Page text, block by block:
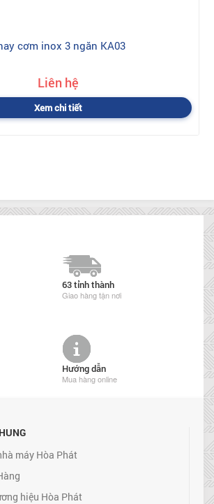
cơm inox 3 ngăn KA03
Liên hệ
Xem chi tiết
63 tỉnh thành
Giao hàng tận nơi
Hướng dẫn
Mua hàng online
máy Hòa Phát
hiệu Hòa Phát